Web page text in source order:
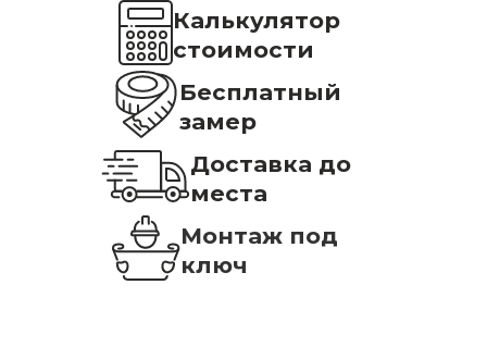
Калькулятор
стоимости
Бесплатный
замер
Доставка до
места
Монтаж под
ключ